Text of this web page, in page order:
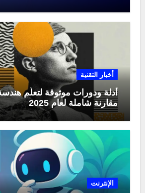
أخبار التقنية
أدلة ودورات موثوقة لتعلّم
مقارنة شاملة لعام 2025
الإنترنت